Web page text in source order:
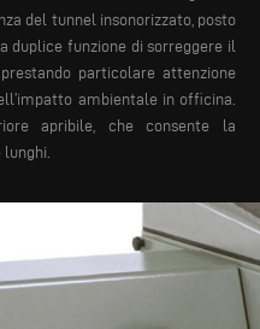
del tunnel insonorizzato, posto
funzione di sorreggere il
particolare attenzione
ambientale in officina.
apribile, che consente la